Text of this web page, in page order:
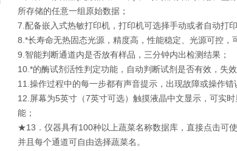
所存储的任意一组原始数据；
7.配备嵌入式热敏打印机，打印机可选择手动或者自动打
8.*长寿命无热固态光源，精度高，性能稳定、光源可控
9.智能判断通道内是否放有样品，三分钟内出检测结果；
10.*的酶试剂活性判定功能，自动判断试剂是否有效，失效
11.操作过程中的每一步都有声音提示，出现故障或操作
12.屏幕为5英寸（7英寸可选）触摸液晶中文显示，可实
能；
★13．仪器具有100种以上蔬菜名称数据库，直接点击可
并且每个通道可自由选择蔬菜名。